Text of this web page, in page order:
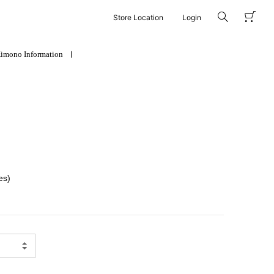
Login
Store Location
Information